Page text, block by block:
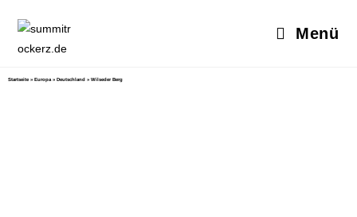
Menü
Startseite » Europa » Deutschland » Wilseder Berg